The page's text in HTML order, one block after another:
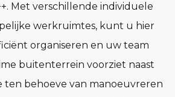
Met verschillende individuele
werkruimtes, kunt u hier
organiseren en uw team
buitenterrein voorziet naast
behoeve van manoeuvreren